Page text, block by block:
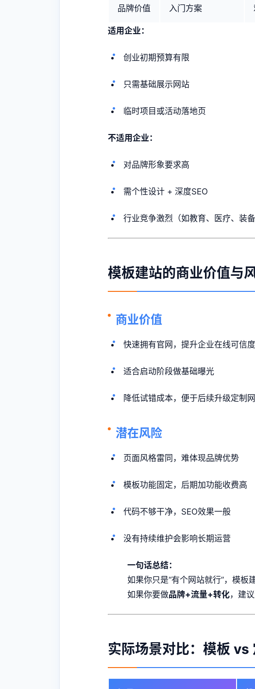
品牌价值 入门方案
适用企业：
创业初期预算有限
只需基础展示网站
临时项目或活动落地页
不适用企业：
对品牌形象要求高
需个性设计 + 深度SEO
行业竞争激烈（如教育、医疗、装
模板建站的商业价值与
商业价值
快速拥有官网，提升企业在线可信度
适合启动阶段做基础曝光
降低试错成本，便于后续升级定制
潜在风险
页面风格雷同，难体现品牌优势
模板功能固定，后期加功能收费高
代码不够干净，SEO效果一般
没有持续维护会影响长期运营
一句话总结：
如果你只是“有个网站就行”，模板
如果你要做品牌+流量+转化，建
实际场景对比：模板 vs